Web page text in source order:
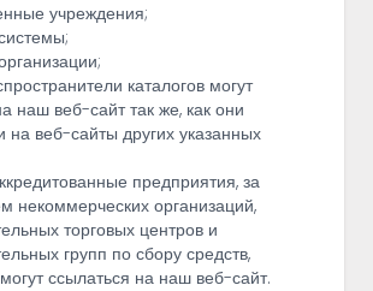
учреждения;
каталогов могут
наш веб-сайт так же, как они
на веб-сайты других указанных
предприятия, за
некоммерческих организаций,
торговых центров и
групп по сбору средств,
ссылаться на наш веб-сайт.